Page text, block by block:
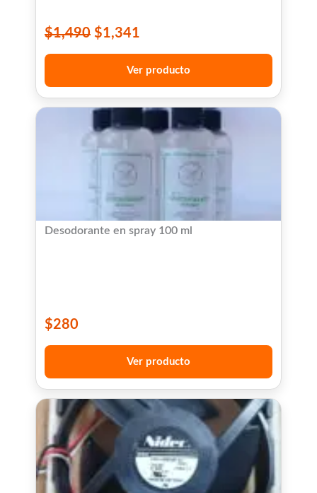
$1,490 $1,341
Ver producto
Desodorante en spray 100 ml
$280
Ver producto